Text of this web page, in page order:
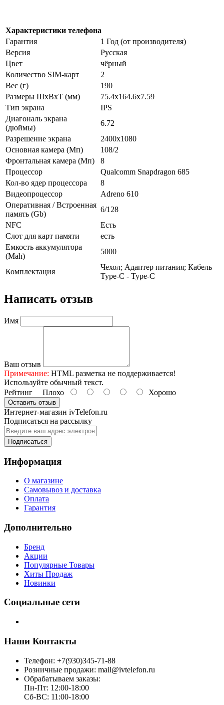
Характеристики телефона
Гарантия
1 Год (от производителя)
Версия
Русская
Цвет
чёрный
Количество SIM-карт
2
Вес (г)
190
Размеры ШxВxТ (мм)
75.4x164.6x7.59
Тип экрана
IPS
Диагональ экрана
(дюймы)
6.72
Разрешение экрана
2400x1080
Основная камера (Мп)
108/2
Фронтальная камера (Мп)
8
Процессор
Qualcomm Snapdragon 685
Кол-во ядер процессора
8
Видеопроцессор
Adreno 610
Оперативная / Встроенная
память (Gb)
6/128
NFC
Есть
Слот для карт памяти
есть
Емкость аккумулятора
(Mah)
5000
Комплектация
Чехол; Адаптер питания; Кабель
Type-C - Type-C
Написать отзыв
Имя
Ваш отзыв
Примечание: HTML разметка не поддерживается!
Используйте обычный текст.
Рейтинг Плохо Хорошо
Оставить отзыв
Интернет-магазин ivTelefon.ru
Подписаться на рассылку
Подписаться
Информация
О магазине
Самовывоз и доставка
Оплата
Гарантия
Дополнительно
Бренд
Акции
Популярные Товары
Хиты Продаж
Новинки
Социальные сети
Наши Контакты
Телефон: +7(930)345-71-88
Розничные продажи: mail@ivtelefon.ru
Обрабатываем заказы:
Пн-Пт: 12:00-18:00
Сб-ВС: 11:00-18:00